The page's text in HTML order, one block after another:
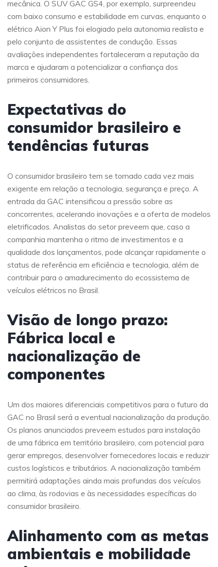
mecânica. O SUV GAC GS4, por exemplo, surpreendeu
com baixo consumo e estabilidade em curvas, enquanto o
elétrico Aion Y Plus foi elogiado pela autonomia realista e
pelo conjunto de assistentes de condução. Essas
avaliações independentes fortaleceram a reputação da
marca e ajudaram a potencializar a confiança dos
primeiros consumidores.
Expectativas do
consumidor brasileiro e
tendências futuras
O consumidor brasileiro tem se tornado cada vez mais
exigente em relação a tecnologia, segurança e preço. A
entrada da GAC intensificou a pressão sobre as
concorrentes, acelerando inovações e a oferta de modelos
eletrificados. Analistas do setor preveem que, caso a
companhia mantenha o ritmo de investimentos e a
qualidade dos lançamentos, pode alcançar rapidamente o
status de referência em eficiência e tecnologia, além de
contribuir para o amadurecimento do ecossistema de
veículos elétricos no Brasil.
Visão de longo prazo:
Fábrica local e
nacionalização de
componentes
Um dos maiores diferenciais competitivos para o futuro da
GAC no Brasil será a eventual nacionalização da produção.
Os planos anunciados preveem estudos para instalação
de uma fábrica em território brasileiro, com potencial para
gerar empregos, desenvolver fornecedores locais e reduzir
custos logísticos e tributários. A nacionalização também
permitirá adaptações ainda mais profundas dos veículos
ao clima, às rodovias e às necessidades específicas do
consumidor brasileiro.
Alinhamento com as metas
ambientais e mobilidade